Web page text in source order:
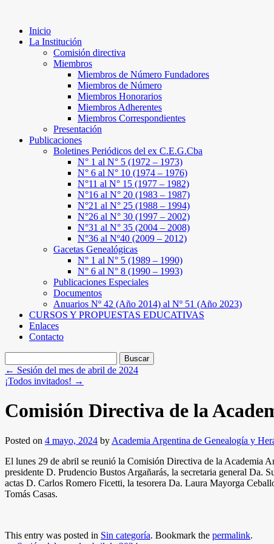
Inicio
La Institución
Comisión directiva
Miembros
Miembros de Número Fundadores
Miembros de Número
Miembros Honorarios
Miembros Adherentes
Miembros Correspondientes
Presentación
Publicaciones
Boletines Periódicos del ex C.E.G.Cba
N° 1 al N° 5 (1972 – 1973)
N° 6 al N° 10 (1974 – 1976)
N°11 al N° 15 (1977 – 1982)
N°16 al N° 20 (1983 – 1987)
N°21 al N° 25 (1988 – 1994)
N°26 al N° 30 (1997 – 2002)
N°31 al N° 35 (2004 – 2008)
N°36 al Nº40 (2009 – 2012)
Gacetas Genealógicas
N° 1 al N° 5 (1989 – 1990)
N° 6 al N° 8 (1990 – 1993)
Publicaciones Especiales
Documentos
Anuarios Nº 42 (Año 2014) al Nº 51 (Año 2023)
CURSOS Y PROPUESTAS EDUCATIVAS
Enlaces
Contacto
← Sesión del mes de abril de 2024
¡Todos invitados! →
Comisión Directiva de la
Posted on 4 mayo, 2024 by Academia Argentina de Genealogía y
El lunes 29 de abril se reunió la Comisión Directiva de la Academia
presidente D. Prudencio Bustos Argañarás, la secretaria general Da.
actas D. Carlos Romero Ficetti, la tesorera Da. Laura Mayorga
Tomás Casas.
This entry was posted in Sin categoría. Bookmark the permalink.